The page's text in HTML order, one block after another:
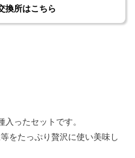
換所はこちら
ったセットです。
をたっぷり贅沢に使い美味し